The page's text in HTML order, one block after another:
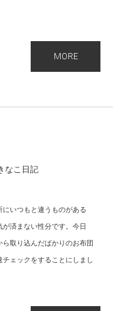
MORE
なこ日記
にいつもと違うものがある
済まない性分です。今日
取り込んだばかりのお布団
ェックをすることにしまし